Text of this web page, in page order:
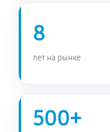
8
лет на рынке
500+